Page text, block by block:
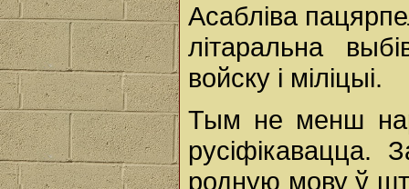
Асабліва
літаральна
войску і міліцыі.
Тым не менш
русіфікавацца.
родную мову ў